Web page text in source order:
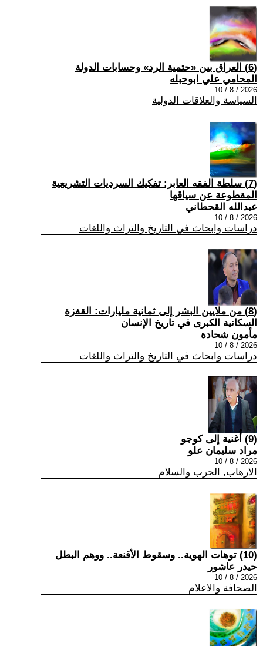
(6) العراق بين «حتمية الرد» وحسابات الدولة
المحامي علي ابوحبله
2026 / 8 / 10
السياسة والعلاقات الدولية
(7) سلطة الفقه العابر: تفكيك السرديات التشريعية
المقطوعة عن سياقها
عبدالله القحطاني
2026 / 8 / 10
دراسات وابحاث في التاريخ والتراث واللغات
(8) من ملايين البشر إلى ثمانية مليارات: القفزة
السكانية الكبرى في تاريخ الإنسان
مأمون شحادة
2026 / 8 / 10
دراسات وابحاث في التاريخ والتراث واللغات
(9) أُغنية إلى كوجو
مراد سليمان علو
2026 / 8 / 10
الارهاب, الحرب والسلام
(10) توهات الهوية.. وسقوط الأقنعة.. ووهم البطل
حيدر عاشور
2026 / 8 / 10
الصحافة والاعلام